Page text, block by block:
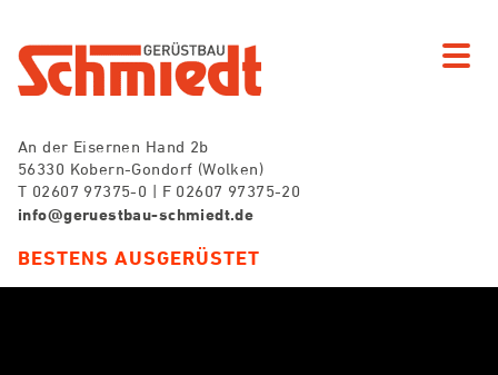
An der Eisernen Hand 2b
56330 Kobern-Gondorf (Wolken)
T 02607 97375-0 | F 02607 97375-20
info@geruestbau-schmiedt.de
BESTENS AUSGERÜSTET